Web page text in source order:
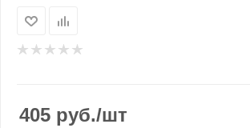
405 руб./шт